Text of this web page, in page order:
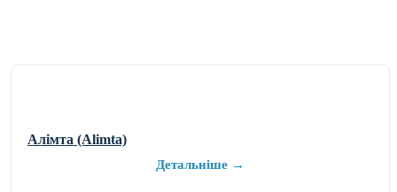
Алімта (Alimta)
Детальніше →